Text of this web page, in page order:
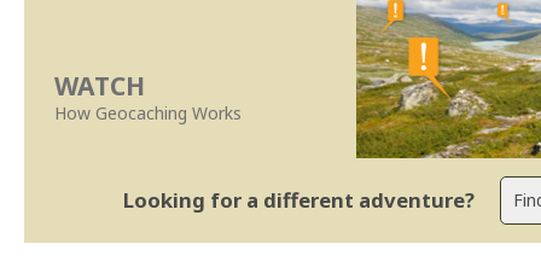
WATCH
How Geocaching Works
Looking for a different adventure?